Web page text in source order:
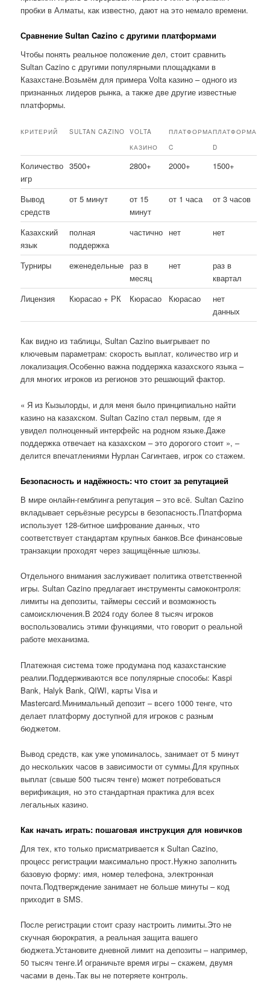
пробки в Алматы, как известно, дают на это немало времени.
Сравнение Sultan Cazino с другими платформами
Чтобы понять реальное положение дел, стоит сравнить
Sultan Cazino с другими популярными площадками в
Казахстане.Возьмём для примера Volta казино – одного из
признанных лидеров рынка, а также две другие известные
платформы.
КРИТЕРИЙ SULTAN CAZINO
VOLTA
КАЗИНО
ПЛАТФОРМА
C
ПЛАТФОРМА
D
Количество
игр
3500+ 2800+ 2000+ 1500+
Вывод
средств
от 5 минут
от 15
минут
от 1 часа от 3 часов
Казахский
язык
полная
поддержка
частично нет нет
Турниры еженедельные раз в
месяц
нет
раз в
квартал
Лицензия
Кюрасао + РК Кюрасао Кюрасао
нет
данных
Как видно из таблицы, Sultan Cazino выигрывает по
ключевым параметрам: скорость выплат, количество игр и
локализация.Особенно важна поддержка казахского языка –
для многих игроков из регионов это решающий фактор.
« Я из Кызылорды, и для меня было принципиально найти
казино на казахском. Sultan Cazino стал первым, где я
увидел полноценный интерфейс на родном языке.Даже
поддержка отвечает на казахском – это дорогого стоит », –
делится впечатлениями Нурлан Сагинтаев, игрок со стажем.
Безопасность и надёжность: что стоит за репутацией
В мире онлайн-гемблинга репутация – это всё. Sultan Cazino
вкладывает серьёзные ресурсы в безопасность.Платформа
использует 128-битное шифрование данных, что
соответствует стандартам крупных банков.Все финансовые
транзакции проходят через защищённые шлюзы.
Отдельного внимания заслуживает политика ответственной
игры. Sultan Cazino предлагает инструменты самоконтроля:
лимиты на депозиты, таймеры сессий и возможность
самоисключения.В 2024 году более 8 тысяч игроков
воспользовались этими функциями, что говорит о реальной
работе механизма.
Платежная система тоже продумана под казахстанские
реалии.Поддерживаются все популярные способы: Kaspi
Bank, Halyk Bank, QIWI, карты Visa и
Mastercard.Минимальный депозит – всего 1000 тенге, что
делает платформу доступной для игроков с разным
бюджетом.
Вывод средств, как уже упоминалось, занимает от 5 минут
до нескольких часов в зависимости от суммы.Для крупных
выплат (свыше 500 тысяч тенге) может потребоваться
верификация, но это стандартная практика для всех
легальных казино.
Как начать играть: пошаговая инструкция для новичков
Для тех, кто только присматривается к Sultan Cazino,
процесс регистрации максимально прост.Нужно заполнить
базовую форму: имя, номер телефона, электронная
почта.Подтверждение занимает не больше минуты – код
приходит в SMS.
После регистрации стоит сразу настроить лимиты.Это не
скучная бюрократия, а реальная защита вашего
бюджета.Установите дневной лимит на депозиты – например,
50 тысяч тенге.И ограничьте время игры – скажем, двумя
часами в день.Так вы не потеряете контроль.